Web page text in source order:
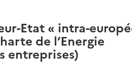
Etat « intra-
de l’Energie
entreprises)